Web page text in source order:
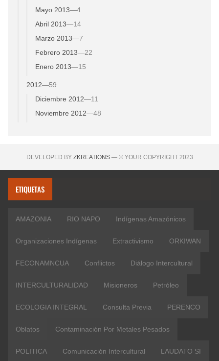
Mayo 2013—4
Abril 2013—14
Marzo 2013—7
Febrero 2013—22
Enero 2013—15
2012—59
Diciembre 2012—11
Noviembre 2012—48
DEVELOPED BY ZKREATIONS— © YOUR COPYRIGHT 2023
ETIQUETAS
AMAZONIA RIO NAPO Indígenas Amazónicos
Organizaciones Indígenas Extractivismo ORKIWAN
FECONAMNCUA Conflictos Diálogo Intercultural
INTERCULTURALIDAD Misioneros Petróleo
ECOLOGIA INTEGRAL Consulta Previa PERENCO
Oblatos Contaminación Por Metales Pesados
POLITICA Comunicación Intercultural LAUDATO SI